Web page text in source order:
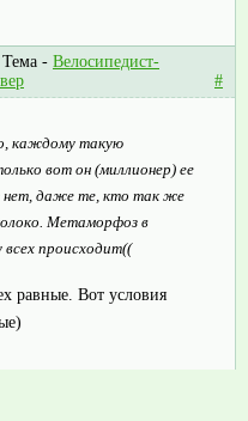
Тема - Велосипедист-
#
каждому такую
вот он (миллионер) ее
нет, даже те, кто так же
Метаморфоз в
всех происходит((
равные. Вот условия